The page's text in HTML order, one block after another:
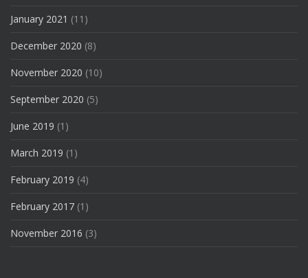
January 2021 (11)
December 2020 (8)
November 2020 (10)
September 2020 (5)
June 2019 (1)
March 2019 (1)
February 2019 (4)
February 2017 (1)
November 2016 (3)